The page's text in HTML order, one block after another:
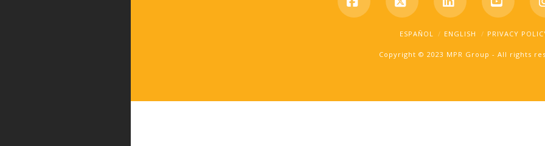
Facebook
X LinkedIn
ESPAÑOL ENGLISH PRIVACY
Copyright © 2023 MPR Group - All rights